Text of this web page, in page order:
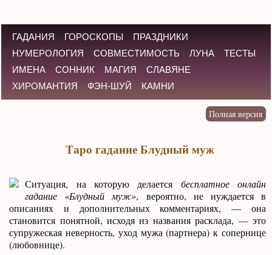
ГАДАНИЯ ГОРОСКОПЫ
ПРАЗДНИКИ
НУМЕРОЛОГИЯ
СОВМЕСТИМОСТЬ ЛУНА
ТЕСТЫ
ИМЕНА
СОННИК МАГИЯ
СЛАВЯНЕ
ХИРОМАНТИЯ
ФЭН-ШУЙ КАМНИ
Таро гадание Блудный муж
Ситуация, на которую делается бесплатное онлайн
гадание «Блудный муж», вероятно, не нуждается в
описаниях и дополнительных комментариях, — она
становится понятной, исходя из названия расклада, — это
супружеская неверность, уход мужа (партнера) к сопернице
(любовнице).